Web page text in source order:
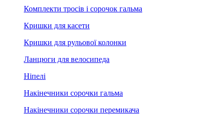
Комплекти тросів і сорочок гальма
Кришки для касети
Кришки для рульової колонки
Ланцюги для велосипеда
Ніпелі
Накінечники сорочки гальма
Накінечники сорочки перемикача